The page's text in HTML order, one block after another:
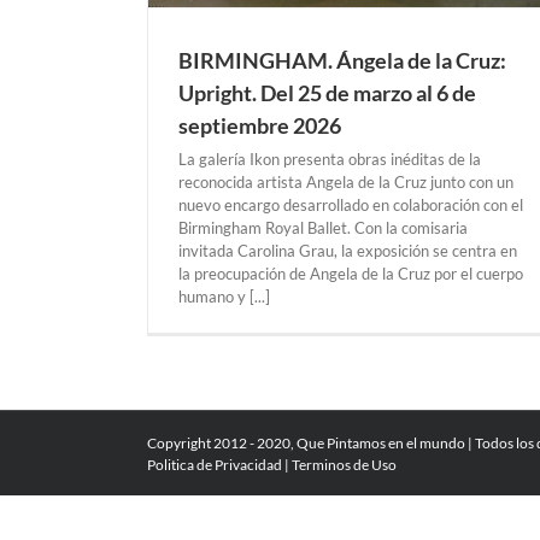
BIRMINGHAM. Ángela de la Cruz:
Upright. Del 25 de marzo al 6 de
septiembre 2026
La galería Ikon presenta obras inéditas de la
reconocida artista Angela de la Cruz junto con un
nuevo encargo desarrollado en colaboración con el
Birmingham Royal Ballet. Con la comisaria
invitada Carolina Grau, la exposición se centra en
la preocupación de Angela de la Cruz por el cuerpo
humano y [...]
Copyright 2012 - 2020, Que Pintamos en el mundo | Todos
Politica de Privacidad | Terminos de Uso